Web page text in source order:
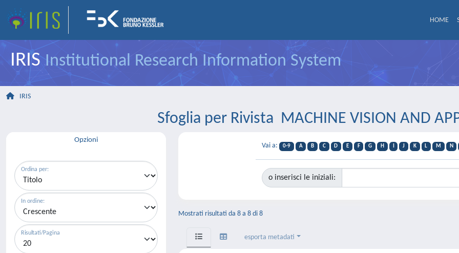
HOME
IRISInstitutional Research Information System
IRIS
Sfoglia per Rivista MACHINE VISION AND
Opzioni
Ordina per:
In ordine:
Risultati/Pagina
Vai a: 0-9 A B C D E F G H J K L M N
o inserisci le iniziali:
Mostrati risultati da 8 a 8 di 8
esporta metadati